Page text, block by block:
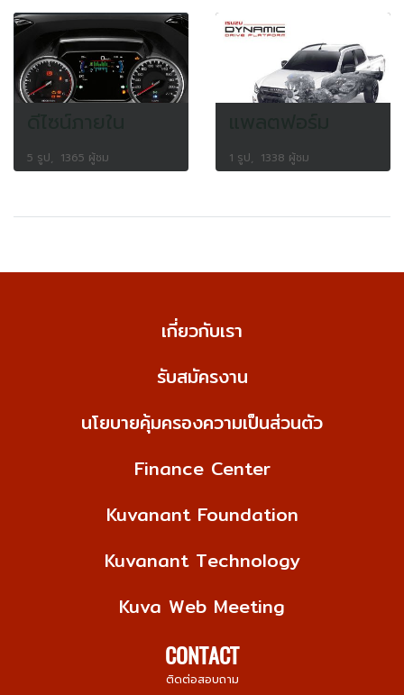
5 รูป, 1365 ผู้ชม 1 รูป, 1338 ผู้ชม
เกี่ยวกับเรา
รับสมัครงาน
นโยบายคุ้มครองความเป็นส่วนตัว
Finance Center
Kuvanant Foundation
Kuvanant Technology
Kuva Web Meeting
CONTACT
ติดต่อสอบถาม